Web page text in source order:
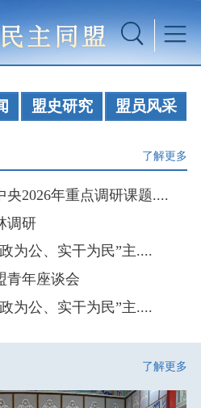
盟史研究 盟员风采
了解更多
2026年重点调研课题....
调研
为公、实干为民”主....
青年座谈会
为公、实干为民”主....
了解更多